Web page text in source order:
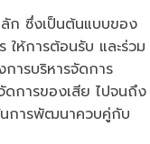
ก ซึ่งเป็นต้นแบบของ
ให้การต้อนรับ และร่วม
ารบริหารจัดการ
การของเสีย ไปจนถึง
การพัฒนาควบคู่กับ